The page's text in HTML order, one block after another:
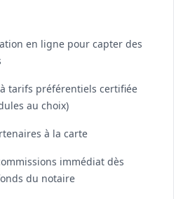
en ligne pour capter des
tarifs préférentiels certifiée
au choix)
à la carte
immédiat dès
du notaire